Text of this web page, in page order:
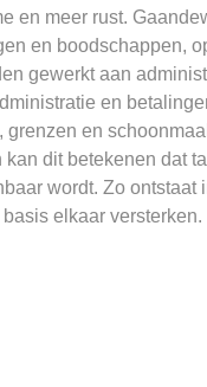
en meer rust.
en boodschappen,
gewerkt aan
en
en
dit betekenen dat
wordt. Zo ontstaat
elkaar versterken.